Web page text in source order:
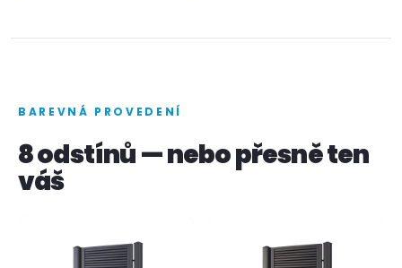
BAREVNÁ PROVEDENÍ
8 odstínů — nebo přesně ten
váš